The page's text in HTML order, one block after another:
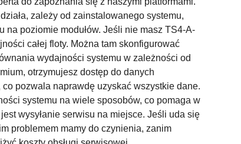
zależy od zainstalowanego systemu,
poziomie modułów. Jeśli nie masz TS4-A-
całej floty. Można tam skonfigurować
wydajności systemu w zależności od
otrzymujesz dostęp do danych
pozwala naprawdę uzyskać wszystkie dane.
systemu na wiele sposobów, co pomaga w
wysyłanie serwisu na miejsce. Jeśli uda się
problemem mamy do czynienia, zanim